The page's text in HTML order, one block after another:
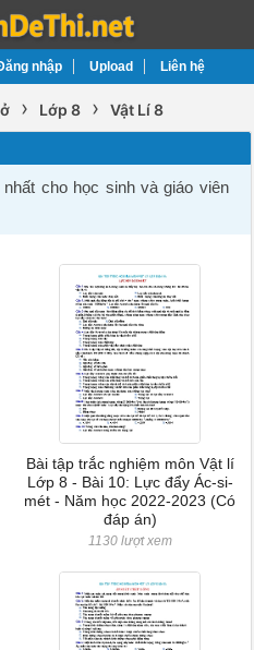
nhập Upload Liên hệ
› Lớp 8 › Vật Lí 8
cho học sinh và giáo viên
Bài tập trắc nghiệm môn Vật lí
Lớp 8 - Bài 10: Lực đẩy Ác-si-
mét - Năm học 2022-2023 (Có
đáp án)
1130 lượt xem